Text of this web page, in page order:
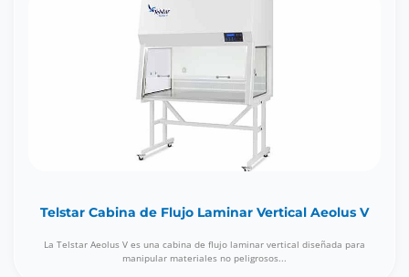
Telstar Cabina de Flujo Laminar Vertical Aeolus V
La Telstar Aeolus V es una cabina de flujo laminar vertical diseñada para
manipular materiales no peligrosos...